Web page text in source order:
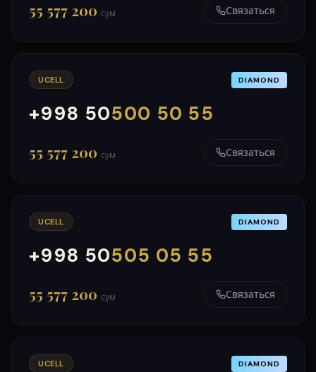
55 577 200 сум Связаться
UCELL DIAMOND
+998 50500 50 55
000
999
55 577 200 сум Связаться
UCELL DIAMOND
+998 50505 05 55
000
999
55 577 200 сум Связаться
UCELL DIAMOND